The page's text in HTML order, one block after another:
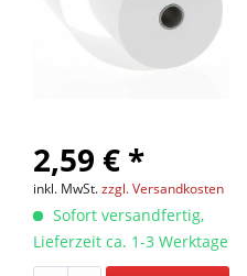
2,59 € *
inkl. MwSt.zzgl. Versandkosten
Sofort versandfertig,
Lieferzeit ca. 1-3 Werktage